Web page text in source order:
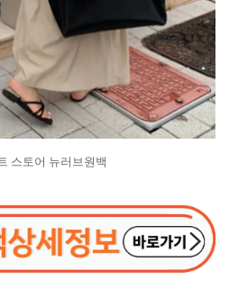
스토어 뉴러브원백